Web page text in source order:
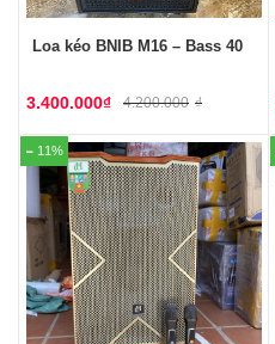
Loa kéo BNIB M16 – Bass 40
4.200.000 ₫
3.400.000₫
11%